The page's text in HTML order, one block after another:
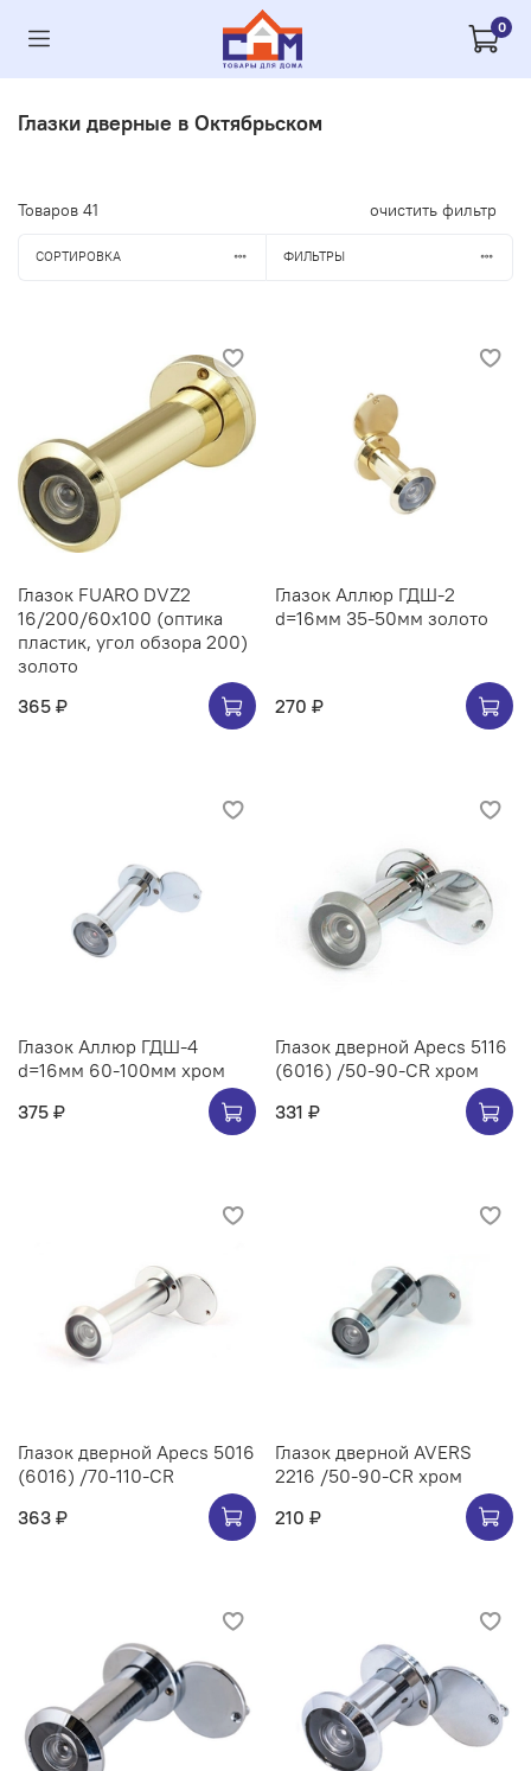
0
Глазки дверные в Октябрьском
Товаров 41 очистить фильтр
СОРТИРОВКА ФИЛЬТРЫ
Глазок FUARO DVZ2
16/200/60x100 (оптика
пластик, угол обзора 200)
золото
365 ₽
Глазок Аллюр ГДШ-2
d=16мм 35-50мм золото
270 ₽
Глазок Аллюр ГДШ-4
d=16мм 60-100мм хром
375 ₽
Глазок дверной Apecs 5116
(6016) /50-90-CR хром
331 ₽
Глазок дверной Apecs 5016
(6016) /70-110-CR
363 ₽
Глазок дверной AVERS
2216 /50-90-CR хром
210 ₽